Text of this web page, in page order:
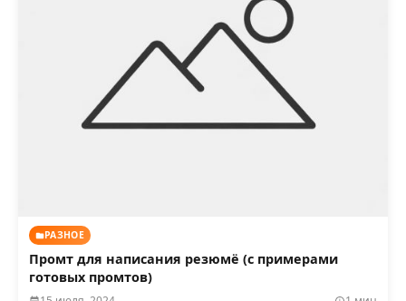
РАЗНОЕ
Промт для написания резюмё (с примерами
готовых промтов)